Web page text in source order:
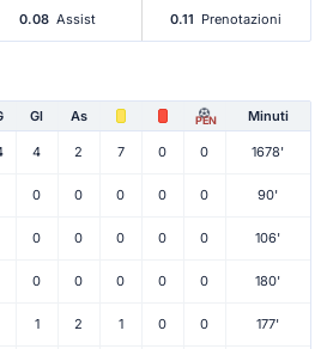
0.08 Assist 0.11 Prenotazioni
Gl As PEN Minuti
4 2 7 0 0 1678'
0 0 0 0 0 90'
0 0 0 0 0 106'
0 0 0 0 0 180'
1 2 1 0 0 177'